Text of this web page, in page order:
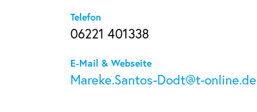
Telefon
06221 401338
E-Mail & Webseite
Mareke.Santos-Dodt@t-online.de